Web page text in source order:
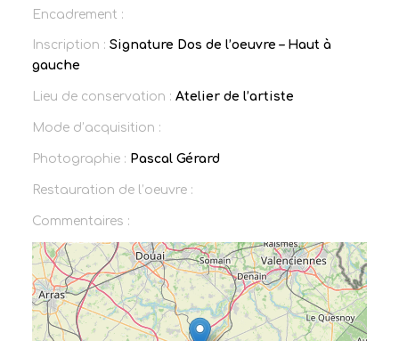
Encadrement :
Inscription : Signature Dos de l’oeuvre – Haut à
gauche
Lieu de conservation : Atelier de l’artiste
Mode d’acquisition :
Photographie : Pascal Gérard
Restauration de l’oeuvre :
Commentaires :